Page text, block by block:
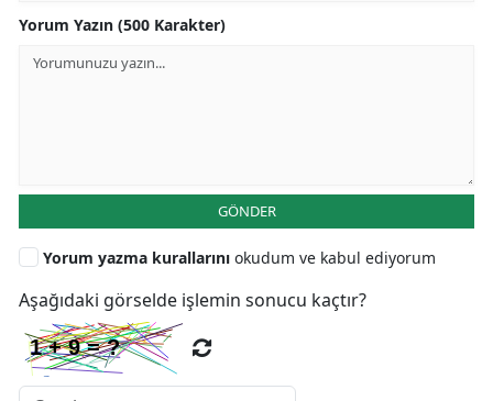
Yorum Yazın (500 Karakter)
GÖNDER
Yorum yazma kurallarını okudum ve kabul ediyorum
Aşağıdaki görselde işlemin sonucu kaçtır?